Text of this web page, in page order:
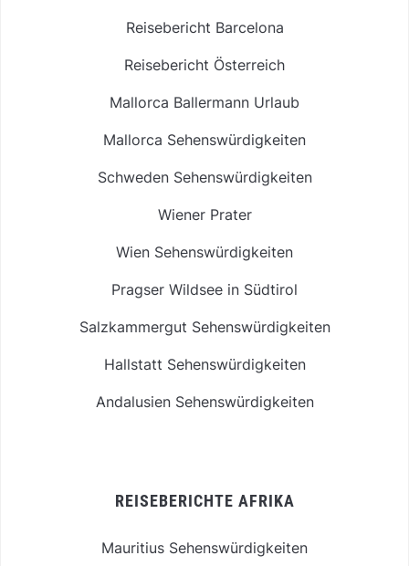
Reisebericht Barcelona
Reisebericht Österreich
Mallorca Ballermann Urlaub
Mallorca Sehenswürdigkeiten
Schweden Sehenswürdigkeiten
Wiener Prater
Wien Sehenswürdigkeiten
Pragser Wildsee in Südtirol
Salzkammergut Sehenswürdigkeiten
Hallstatt Sehenswürdigkeiten
Andalusien Sehenswürdigkeiten
REISEBERICHTE AFRIKA
Mauritius Sehenswürdigkeiten